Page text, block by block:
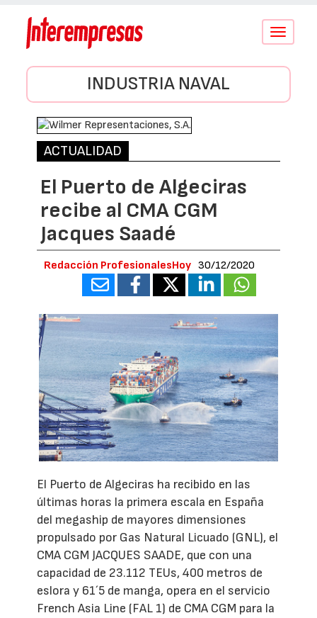
Conmutar
INDUSTRIA NAVAL
ACTUALIDAD
El Puerto de Algeciras
recibe al CMA CGM
Jacques Saadé
Redacción ProfesionalesHoy 30/12/2020
El Puerto de Algeciras ha recibido en las
últimas horas la primera escala en España
del megaship de mayores dimensiones
propulsado por Gas Natural Licuado (GNL), el
CMA CGM JACQUES SAADE, que con una
capacidad de 23.112 TEUs, 400 metros de
eslora y 61´5 de manga, opera en el servicio
French Asia Line (FAL 1) de CMA CGM para la